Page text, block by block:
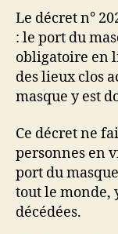
Le décret n°
: le port du
obligatoire en
des lieux clos
masque y est
Ce décret ne
personnes en
port du
tout le monde,
décédées.